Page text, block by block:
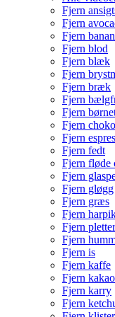
Fjern
Fjern
Fjern banan
Fjern blod
Fjern blæk
Fjern
Fjern bræk
Fjern
Fjern
Fjern
Fjern
Fjern fedt
Fjern fløde
Fjern
Fjern gløgg
Fjern græs
Fjern
Fjern
Fjern
Fjern is
Fjern kaffe
Fjern kakao
Fjern karry
Fjern